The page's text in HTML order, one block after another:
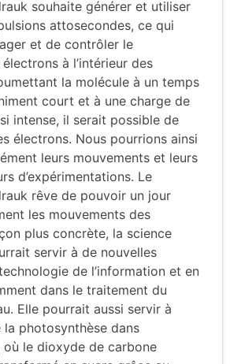
souhaite générer et utiliser
attosecondes, ce qui
et de contrôler le
à l’intérieur des
la molécule à un temps
court et à une charge de
intense, il serait possible de
électrons. Nous pourrions ainsi
leurs mouvements et leurs
d’expérimentations. Le
rêve de pouvoir un jour
les mouvements des
plus concrète, la science
servir à de nouvelles
de l’information et en
dans le traitement du
Elle pourrait aussi servir à
la photosynthèse dans
où le dioxyde de carbone